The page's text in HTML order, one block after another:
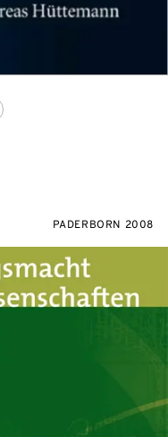
PADERBORN 2008